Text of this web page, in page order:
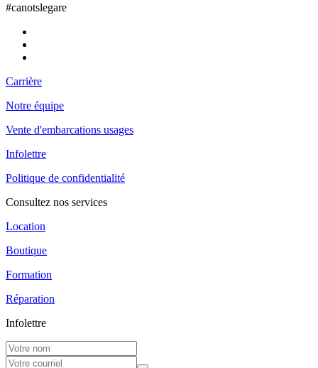
#canotslegare
Carrière
Notre équipe
Vente d'embarcations usages
Infolettre
Politique de confidentialité
Consultez nos services
Location
Boutique
Formation
Réparation
Infolettre